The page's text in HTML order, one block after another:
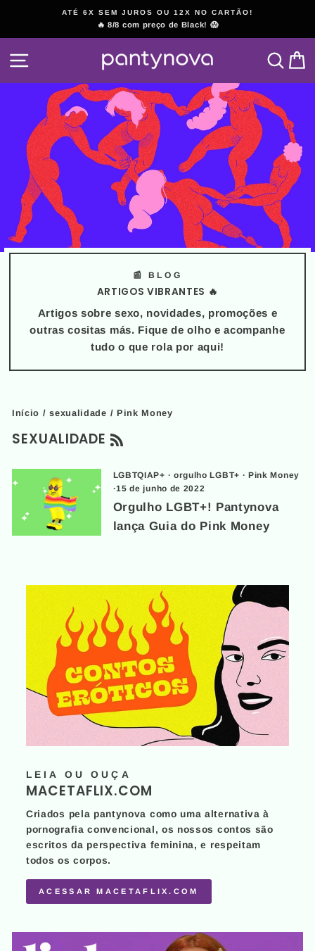
o
Conteúdo
slideshow
ATÉ 6X SEM JUROS OU 12X NO CARTÃO!
🔥 8/8 com preço de Black! 😱
NAVEGAÇÃO
📰 BLOG
ARTIGOS VIBRANTES 🔥
Artigos sobre sexo, novidades, promoções e
outras cositas más. Fique de olho e acompanhe
tudo o que rola por aqui!
Início / sexualidade / Pink Money
SEXUALIDADE
LGBTQIAP+ · orgulho LGBT+ ·Pink Money
·15 de junho de 2022
Orgulho LGBT+! Pantynova
lança Guia do Pink Money
LEIA OU OUÇA
MACETAFLIX.COM
Criados pela pantynova como uma alternativa à
pornografia convencional, os nossos contos são
escritos da perspectiva feminina, e respeitam
todos os corpos.
ACESSAR MACETAFLIX.COM